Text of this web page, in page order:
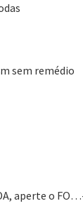
sem remédio
aperte o